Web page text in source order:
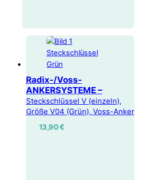
Radix-/Voss-
ANKERSYSTEME –
Steckschlüssel V (einzeln),
Größe V04 (Grün), Voss-Anker
13,90€